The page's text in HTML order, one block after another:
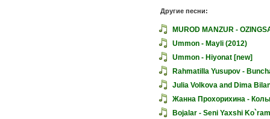
Другие песни:
MUROD MANZUR -
Ummon - Mayli (2012)
Ummon - Hiyonat [new]
Rahmatilla Yusupov -
Julia Volkova and Dima
Жанна Прохорихина -
Bojalar - Seni Yaxshi